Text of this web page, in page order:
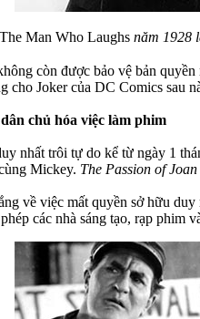
The Man Who Laughsnăm 1928
còn được bảo vệ bản
cho Joker của DC Comics sau
chủ hóa việc làm phim
nhất trôi tự do kể từ ngày 1
Mickey. The Passion of
về việc mất quyền sở hữu
các nhà sáng tạo, rạp